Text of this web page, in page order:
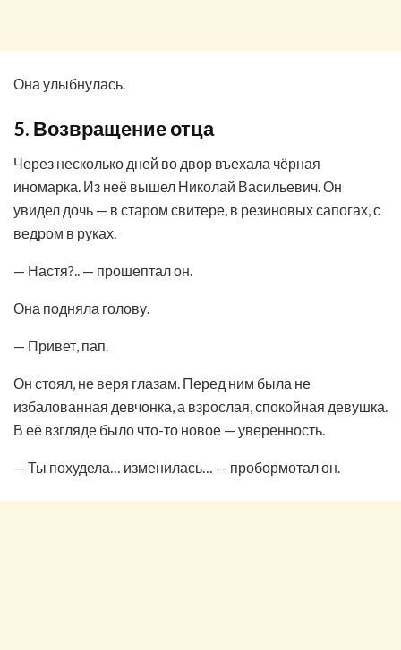
Она улыбнулась.
5. Возвращение отца
Через несколько дней во двор въехала чёрная
иномарка. Из неё вышел Николай Васильевич. Он
увидел дочь — в старом свитере, в резиновых сапогах, с
ведром в руках.
— Настя?.. — прошептал он.
Она подняла голову.
— Привет, пап.
Он стоял, не веря глазам. Перед ним была не
избалованная девчонка, а взрослая, спокойная девушка.
В её взгляде было что-то новое — уверенность.
— Ты похудела… изменилась… — пробормотал он.